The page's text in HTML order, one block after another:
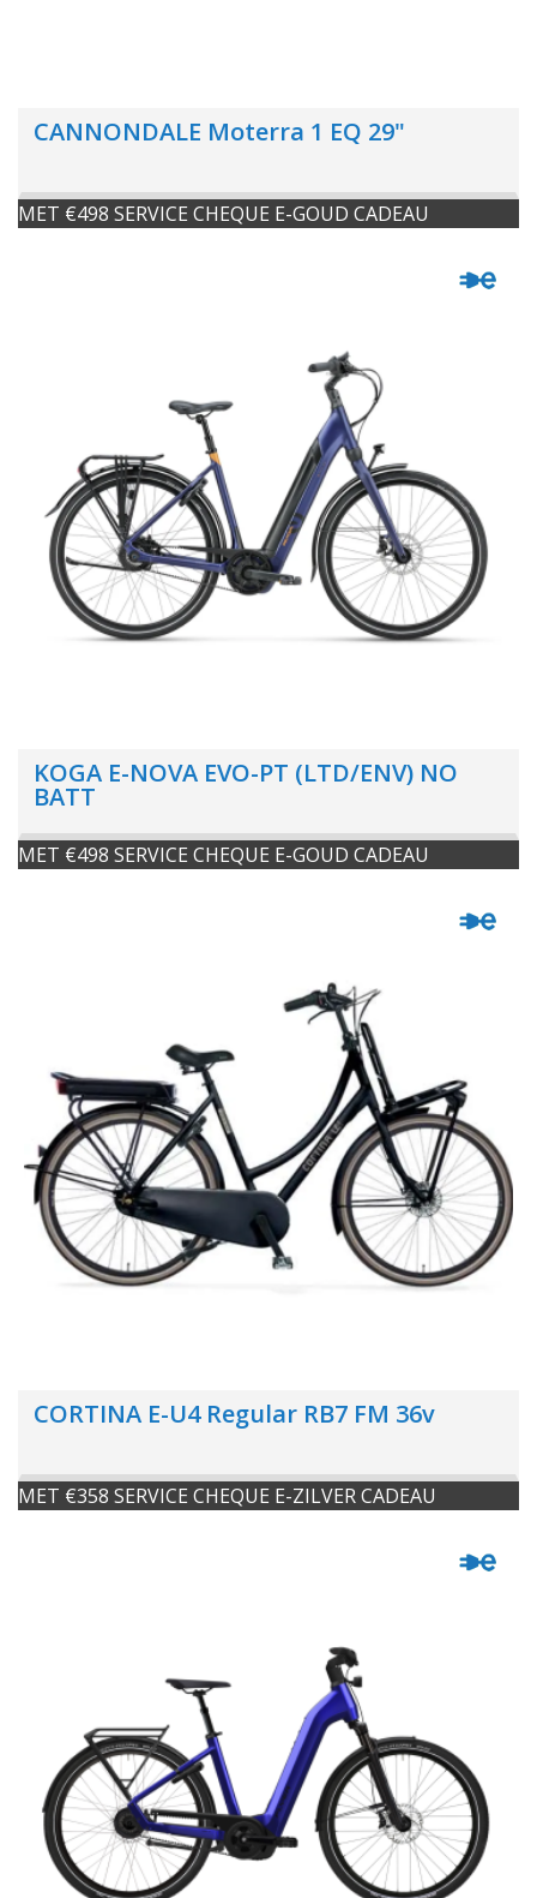
CANNONDALE Moterra 1 EQ 29"
MET €498 SERVICE CHEQUE E-GOUD CADEAU
KOGA E-NOVA EVO-PT (LTD/ENV) NO
BATT
MET €498 SERVICE CHEQUE E-GOUD CADEAU
CORTINA E-U4 Regular RB7 FM 36v
MET €358 SERVICE CHEQUE E-ZILVER CADEAU